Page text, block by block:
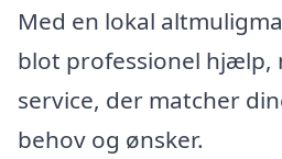
Med en lokal
blot professionel hjælp,
service, der matcher
behov og ønsker.